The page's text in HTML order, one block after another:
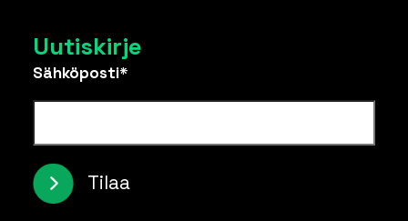
Uutiskirje
Sähköposti*
Tilaa